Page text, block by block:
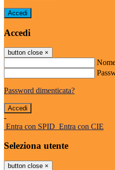
Accedi
Accedi
button close ×
Password dimenticata?
-
Entra con SPID Entra con CIE
Seleziona utente
button close ×